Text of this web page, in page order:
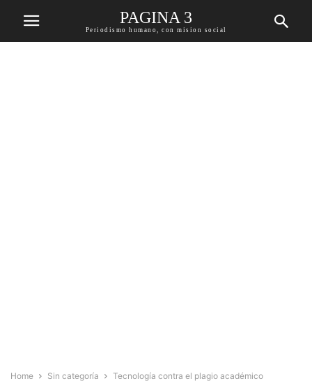
PAGINA 3
Periodismo humano, con mision social
Home Sin categoría Tecnología contra el plagio académico